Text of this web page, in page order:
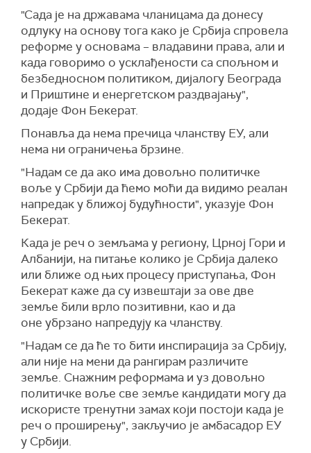
"Сада је на државама чланицама да донесу
одлуку на основу тога како је Србија спровела
реформе у основама – владавини права, али и
када говоримо о усклађености са спољном и
безбедносном политиком, дијалогу Београда
и Приштине и енергетском раздвајању",
додаје Фон Бекерат.
Понавља да нема пречица чланству ЕУ, али
нема ни ограничења брзине.
"Надам се да ако има довољно политичке
воље у Србији да ћемо моћи да видимо реалан
напредак у ближој будућности", указује Фон
Бекерат.
Када је реч о земљама у региону, Црној Гори и
Албанији, на питање колико је Србија далеко
или ближе од њих процесу приступања, Фон
Бекерат каже да су извештаји за ове две
земље били врло позитивни, као и да
оне убрзано напредују ка чланству.
"Надам се да ће то бити инспирација за Србију,
али није на мени да рангирам различите
земље. Снажним реформама и уз довољно
политичке воље све земље кандидати могу да
искористе тренутни замах који постоји када је
реч о проширењу", закључио је амбасадор ЕУ
у Србији.